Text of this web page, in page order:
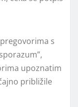
s
upoznatim
približile